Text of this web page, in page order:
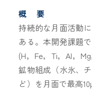
概 要
持続的な月面活動
ある。本開発課題
(H，Fe，Ti，Al，
鉱物組成（水氷、
ど）を月面で最高